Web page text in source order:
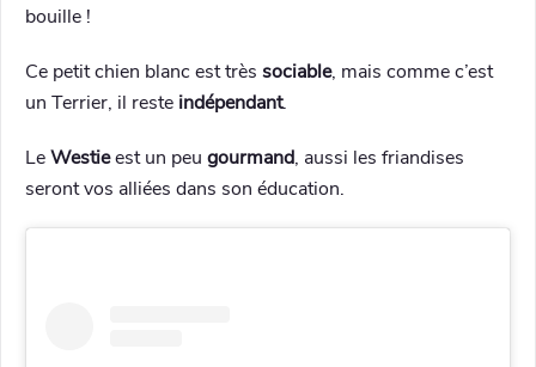
bouille !
Ce petit chien blanc est très sociable, mais comme c’est
un Terrier, il reste indépendant.
LeWestieest un peu gourmand, aussi les friandises
seront vos alliées dans son éducation.